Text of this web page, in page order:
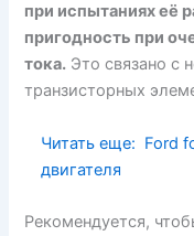
при испытаниях её
пригодность при
тока. Это связано с
транзисторных
Читать еще: Ford
двигателя
Рекомендуется,